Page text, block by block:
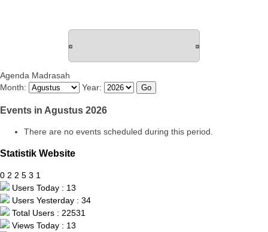
Agenda Madrasah
Month:
Year:
Events in Agustus 2026
There are no events scheduled during this period.
Statistik Website
0 2 2 5 3 1
Users Today : 13
Users Yesterday : 34
Total Users : 22531
Views Today : 13